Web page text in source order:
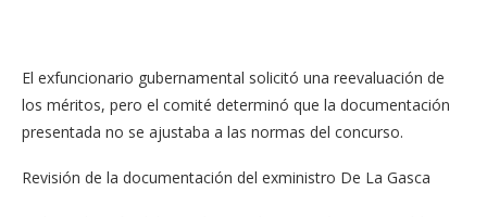
El exfuncionario gubernamental solicitó una reevaluación de
los méritos, pero el comité determinó que la documentación
presentada no se ajustaba a las normas del concurso.
Revisión de la documentación del exministro De La Gasca